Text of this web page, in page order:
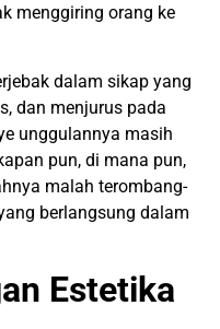
menggiring orang ke
dalam sikap yang
dan menjurus pada
unggulannya masih
pun, di mana pun,
malah terombang-
berlangsung dalam
Estetika